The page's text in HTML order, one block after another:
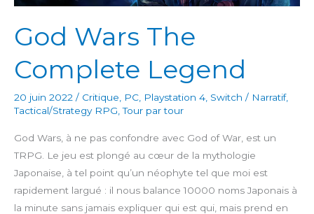
God Wars The
Complete Legend
20 juin 2022 / Critique, PC, Playstation 4, Switch / Narratif,
Tactical/Strategy RPG,Tour par tour
God Wars, à ne pas confondre avec God of War, est un
TRPG. Le jeu est plongé au cœur de la mythologie
Japonaise, à tel point qu’un néophyte tel que moi est
rapidement largué : il nous balance 10000 noms Japonais à
la minute sans jamais expliquer qui est qui, mais prend en